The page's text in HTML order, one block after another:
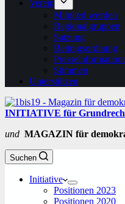
Verein
Mitglied werden
Regionalgruppen
Satzung
Beitragsordnung
Stimmen
Unterstützen
INITIATIVE für
und MAGAZIN für
Suchen
Initiative
Positionen 2023
Positionen 2020